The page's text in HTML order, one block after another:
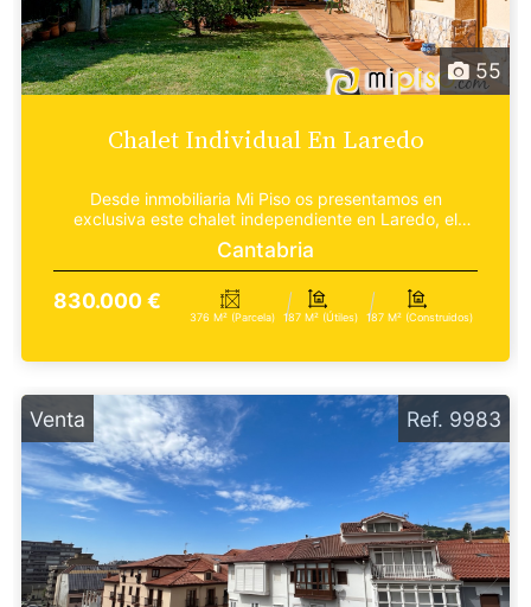
55
Chalet Individual En Laredo
Desde inmobiliaria Mi Piso os presentamos en
exclusiva este chalet independiente en Laredo, el
equilibrio...
Cantabria
830.000 €
376 M² (parcela) 187 M² (útiles) 187 M² (construidos)
Venta Ref. 9983